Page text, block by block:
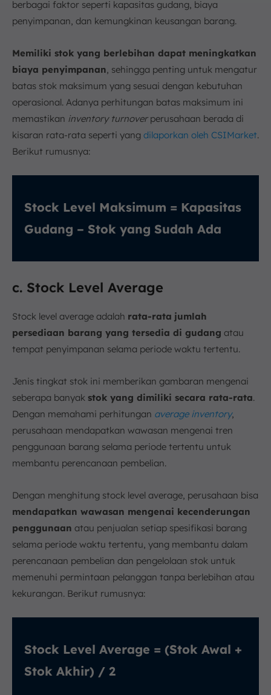
berbagai faktor seperti kapasitas gudang, biaya
penyimpanan, dan kemungkinan keusangan barang.
Memiliki stok yang berlebihan dapat meningkatkan
biaya penyimpanan , sehingga penting untuk mengatur
batas stok maksimum yang sesuai dengan kebutuhan
operasional. Adanya perhitungan batas maksimum ini
memastikan inventory turnoverperusahaan berada di
kisaran rata-rata seperti yang dilaporkan oleh CSIMarket.
Berikut rumusnya:
Stock Level Maksimum = Kapasitas
Gudang – Stok yang Sudah Ada
c. Stock Level Average
Stock level average adalah rata-rata jumlah
persediaan barang yang tersedia di gudang atau
tempat penyimpanan selama periode waktu tertentu.
Jenis tingkat stok ini memberikan gambaran mengenai
seberapa banyak stok yang dimiliki secara rata-rata.
Dengan memahami perhitungan average inventory,
perusahaan mendapatkan wawasan mengenai tren
penggunaan barang selama periode tertentu untuk
membantu perencanaan pembelian.
Dengan menghitung stock level average, perusahaan bisa
mendapatkan wawasan mengenai kecenderungan
penggunaan atau penjualan setiap spesifikasi barang
selama periode waktu tertentu, yang membantu dalam
perencanaan pembelian dan pengelolaan stok untuk
memenuhi permintaan pelanggan tanpa berlebihan atau
kekurangan. Berikut rumusnya:
Stock Level Average = (Stok Awal +
Stok Akhir) / 2